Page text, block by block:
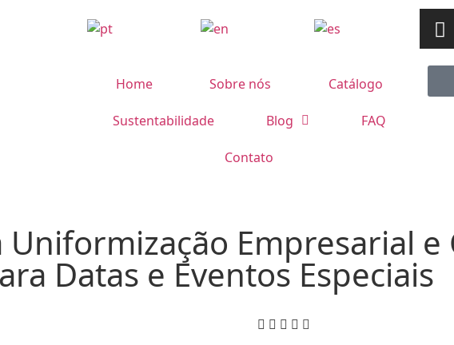
Home Sobre nós Catálogo
Sustentabilidade Blog FAQ
Contato
Empresarial e
Datas e Eventos Especiais